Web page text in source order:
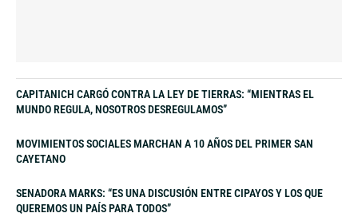
CAPITANICH CARGÓ CONTRA LA LEY DE TIERRAS: “MIENTRAS EL
MUNDO REGULA, NOSOTROS DESREGULAMOS”
MOVIMIENTOS SOCIALES MARCHAN A 10 AÑOS DEL PRIMER SAN
CAYETANO
SENADORA MARKS: “ES UNA DISCUSIÓN ENTRE CIPAYOS Y LOS QUE
QUEREMOS UN PAÍS PARA TODOS”